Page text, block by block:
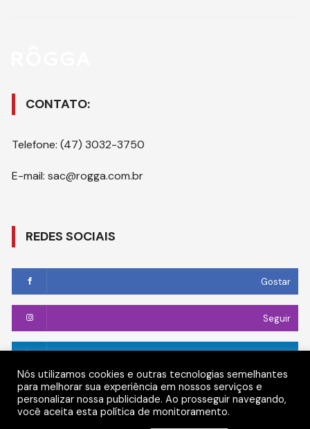
CONTATO:
Telefone: (47) 3032-3750
E-mail: sac@rogga.com.br
REDES SOCIAIS
Gostar
Seguir
Nós utilizamos cookies e outras tecnologias semelhantes
para melhorar sua experiência em nossos serviços e
personalizar nossa publicidade. Ao prosseguir navegando,
você aceita esta política de monitoramento.